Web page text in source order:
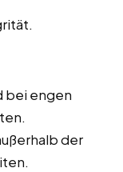
bei engen
der